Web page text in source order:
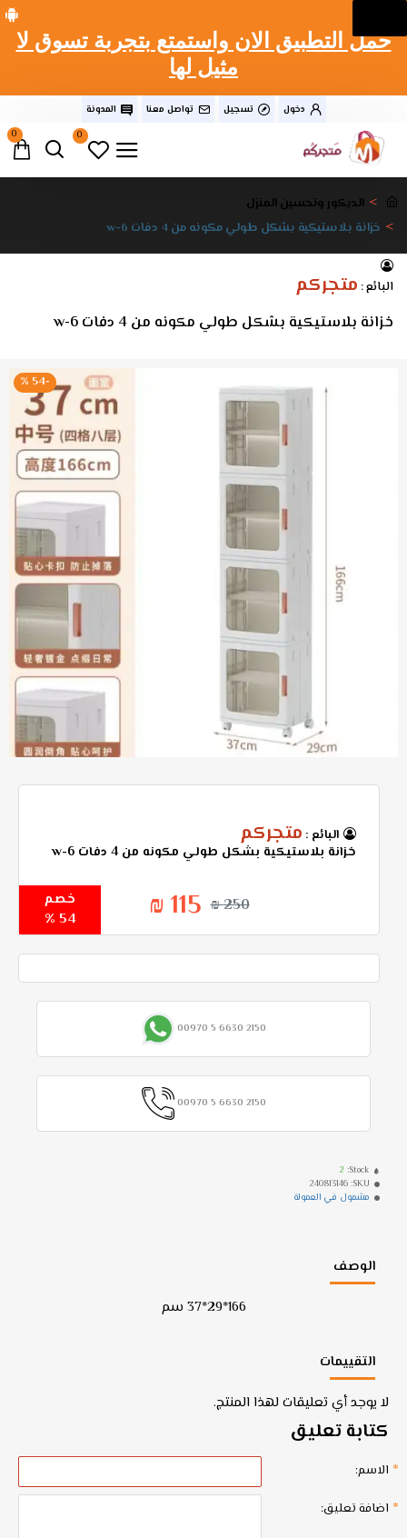
حمل التطبيق الان واستمتع بتجربة تسوق لا
مثيل لها
دخول تسجيل تواصل معنا
المدونة
0
0
الديكور وتحسين المنزل
خزانة بلاستيكية بشكل طولي مكونه من 4 دفات w-6
البائع : متجركم
خزانة بلاستيكية بشكل طولي مكونه من 4 دفات w-6
-54 %
البائع : متجركم
خزانة بلاستيكية بشكل طولي مكونه من 4 دفات w-6
خصم
54 %
115 ₪ 250 ₪
Stock:
2
SKU:
240813146
مشمول في العمولة
00970 5 6630 2150
00970 5 6630 2150
الوصف
166*29*37 سم
التقييمات
لا يوجد أي تعليقات لهذا المنتج.
كتابة تعليق
الاسم:
اضافة تعليق: